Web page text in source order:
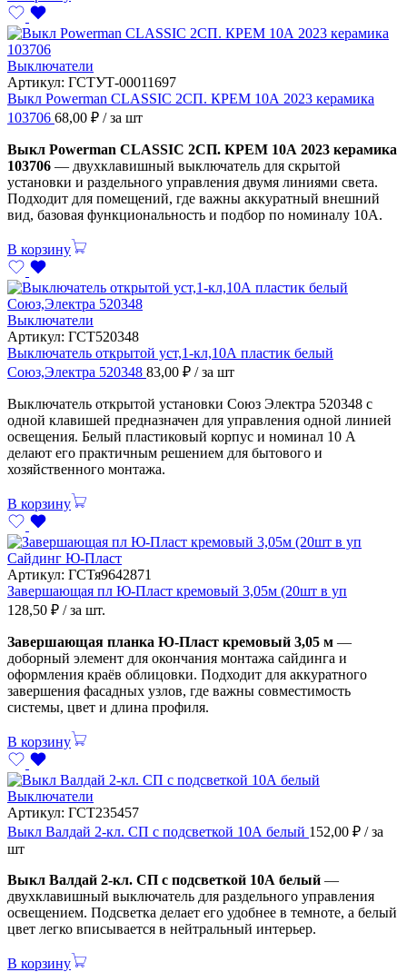
Выключатели
Артикул: ГСТУТ-00011697
Выкл Powerman CLASSIC 2СП. КРЕМ 10А 2023 керамика
103706 68,00 ₽ / за шт
Выкл Powerman CLASSIC 2СП. КРЕМ 10А 2023 керамика
103706 — двухклавишный выключатель для скрытой
установки и раздельного управления двумя линиями света.
Подходит для помещений, где важны аккуратный внешний
вид, базовая функциональность и подбор по номиналу 10А.
В корзину
Выключатели
Артикул: ГСТ520348
Выключатель открытой уст,1-кл,10А пластик белый
Союз,Электра 520348 83,00 ₽ / за шт
Выключатель открытой установки Союз Электра 520348 с
одной клавишей предназначен для управления одной линией
освещения. Белый пластиковый корпус и номинал 10 А
делают его практичным решением для бытового и
хозяйственного монтажа.
В корзину
Сайдинг Ю-Пласт
Артикул: ГСТя9642871
Завершающая пл Ю-Пласт кремовый 3,05м (20шт в уп
128,50 ₽ / за шт.
Завершающая планка Ю-Пласт кремовый 3,05 м —
доборный элемент для окончания монтажа сайдинга и
оформления краёв облицовки. Подходит для аккуратного
завершения фасадных узлов, где важны совместимость
системы, цвет и длина профиля.
В корзину
Выключатели
Артикул: ГСТ235457
Выкл Валдай 2-кл. СП с подсветкой 10А белый 152,00 ₽ / за
шт
Выкл Валдай 2-кл. СП с подсветкой 10А белый —
двухклавишный выключатель для раздельного управления
освещением. Подсветка делает его удобнее в темноте, а белый
цвет легко вписывается в нейтральный интерьер.
В корзину